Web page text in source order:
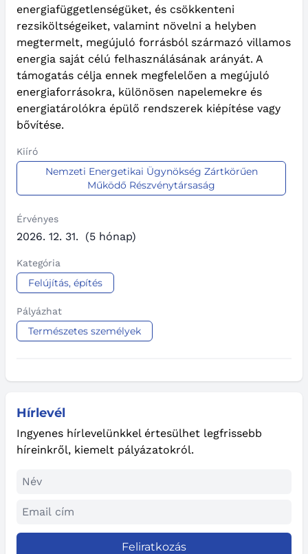
Hírlevél
Ingyenes hírlevelünkkel értesülhet legfrissebb
híreinkről, kiemelt pályázatokról.
Feliratkozás
energiafüggetlenségüket, és csökkenteni
rezsiköltségeiket, valamint növelni a helyben
megtermelt, megújuló forrásból származó villamos
energia saját célú felhasználásának arányát. A
támogatás célja ennek megfelelően a megújuló
energiaforrásokra, különösen napelemekre és
energiatárolókra épülő rendszerek kiépítése vagy
bővítése.
Kiíró
Nemzeti Energetikai Ügynökség Zártkörűen
Működő Részvénytársaság
Érvényes
2026. 12. 31. (5 hónap)
Kategória
Felújítás, építés
Pályázhat
Természetes személyek